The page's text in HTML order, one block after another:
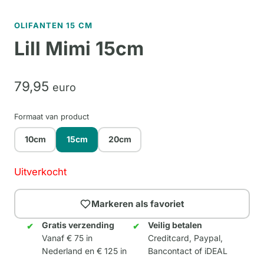
OLIFANTEN 15 CM
Lill Mimi 15cm
79,95 euro
Formaat van product
10cm 15cm 20cm
Uitverkocht
Markeren als favoriet
Gratis verzending
Vanaf € 75 in
Nederland en € 125 in
Veilig betalen
Creditcard, Paypal,
Bancontact of iDEAL